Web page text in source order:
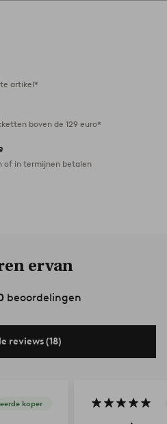
artikel*
boven de 129 euro*
of in termijnen betalen
ervan
beoordelingen
reviews (18)
koper